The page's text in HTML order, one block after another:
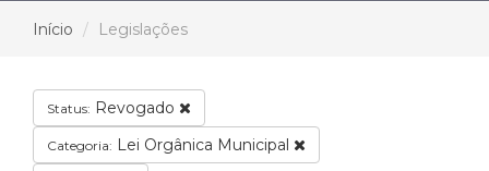
Início Legislações
Status: Revogado
Categoria: Lei Orgânica Municipal